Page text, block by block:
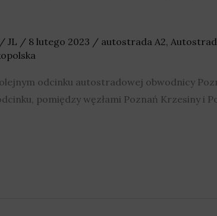
JL / 8 lutego 2023 / autostrada A2,
odcinku autostradowej obwodnicy
pomiędzy węzłami Poznań Krzesiny i